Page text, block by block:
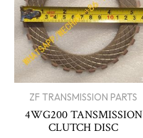
ZF TRANSMISSION PARTS
4WG200 TANSMISSION
CLUTCH DISC